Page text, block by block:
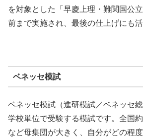
を対象とした「早慶上理・難関国公
前まで実施され、最後の仕上げにも活
ベネッセ模試
ベネッセ模試（進研模試／ベネッセ
学校単位で受験する模試です。全国
など母集団が大きく、自分がどの程